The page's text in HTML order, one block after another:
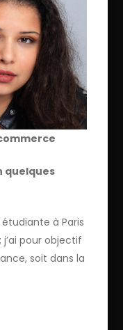
quelques
à Paris
pour objectif
soit dans la